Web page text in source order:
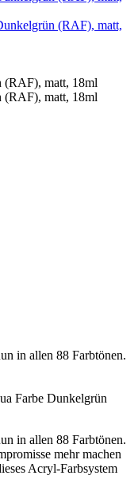
in allen 88 Farbtönen.
Farbe Dunkelgrün
in allen 88 Farbtönen.
mehr machen
Acryl-Farbsystem